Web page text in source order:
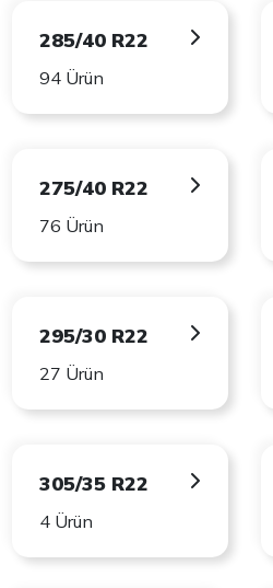
285/40 R22
94 Ürün
275/40 R22
76 Ürün
295/30 R22
27 Ürün
305/35 R22
4 Ürün